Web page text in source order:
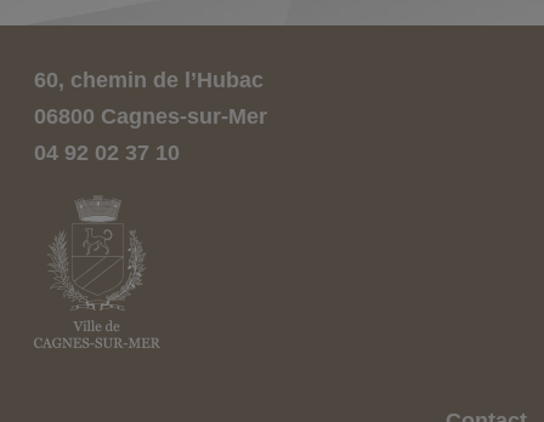
60, chemin de l’Hubac
06800 Cagnes-sur-Mer
04 92 02 37 10